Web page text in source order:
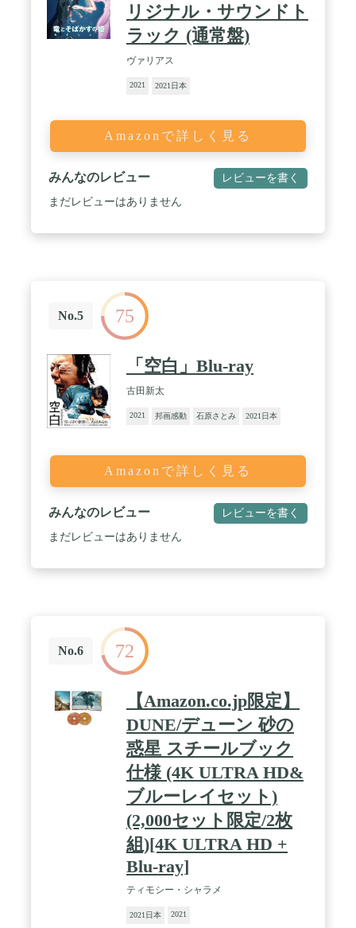
リジナル・サウンドト
ラック (通常盤)
ヴァリアス
2021 2021日本
Amazonで詳しく見る
みんなのレビュー レビューを書く
まだレビューはありません
No.5 75
「空白」Blu-ray
古田新太
2021 邦画感動 石原さとみ 2021日本
Amazonで詳しく見る
みんなのレビュー レビューを書く
まだレビューはありません
No.6 72
【Amazon.co.jp限定】
DUNE/デューン 砂の
惑星 スチールブック
仕様 (4K ULTRA HD&
ブルーレイセット)
(2,000セット限定/2枚
組)[4K ULTRA HD +
Blu-ray]
ティモシー・シャラメ
2021日本 2021